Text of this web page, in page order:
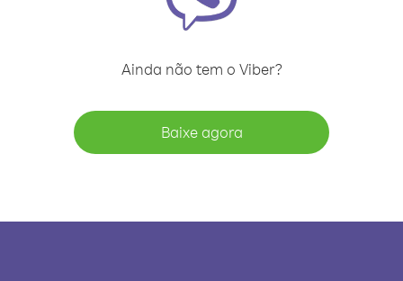
Ainda não tem o Viber?
Baixe agora